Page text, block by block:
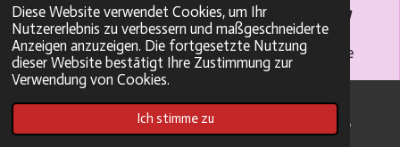
Diese Website verwendet Cookies, um Ihr
Nutzererlebnis zu verbessern und maßgeschneiderte
Anzeigen anzuzeigen. Die fortgesetzte Nutzung
dieser Website bestätigt Ihre Zustimmung zur
Verwendung von Cookies.
Ich stimme zu
Praktische Anwendungsbereiche im Alltag
Alexas Rolle als Smart-Home-Zentrale bietet zahlreiche
praktische Anwendungsbereiche im Alltag. Zu den
beliebtesten Anwendungen gehört die Sprachsteuerung
von Licht und Klima. Nutzer können einfach sagen „Alexa,
Pinterest WhatsApp